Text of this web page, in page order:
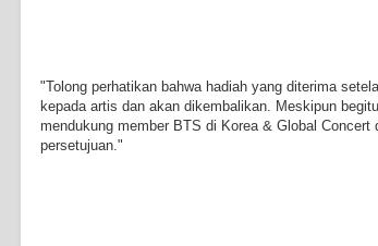
"Tolong perhatikan bahwa hadiah yang diterima
kepada artis dan akan dikembalikan. Meskipun
mendukung member BTS di Korea & Global
persetujuan."